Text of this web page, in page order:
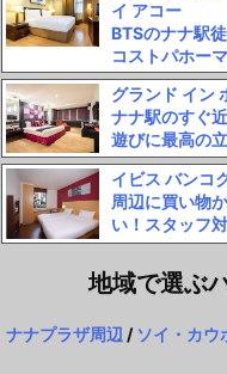
イ アコー
BTSのナナ駅
コストパホー
グランド イン
ナナ駅のすぐ
遊びに最高の
イビス バンコ
周辺に買い物
い！スタッフ
地域で選ぶ
ナナプラザ周辺 / ソイ・カウ